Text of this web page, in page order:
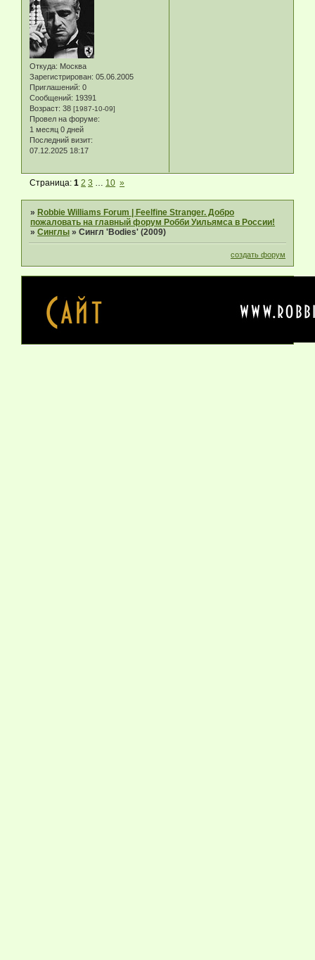
Откуда: Москва
Зарегистрирован: 05.06.2005
Приглашений: 0
Сообщений: 19391
Возраст: 38 [1987-10-09]
Провел на форуме:
1 месяц 0 дней
Последний визит:
07.12.2025 18:17
Страница:1 2 3 … 10 »
» Robbie Williams Forum | Feelfine Stranger. Добро
пожаловать на главный форум Робби Уильямса в России!
»Синглы »Сингл 'Bodies' (2009)
создать форум